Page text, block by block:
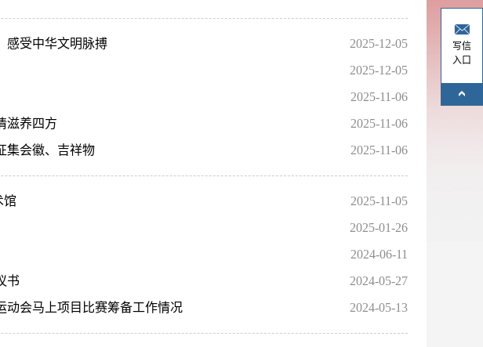
感受中华文明脉搏
2025-12-05
2025-12-05
2025-11-06
滋养四方
2025-11-06
集会徽、吉祥物
2025-11-06
馆
2025-11-05
2025-01-26
2024-06-11
书
2024-05-27
动会马上项目比赛筹备工作情况
2024-05-13
写信
入口